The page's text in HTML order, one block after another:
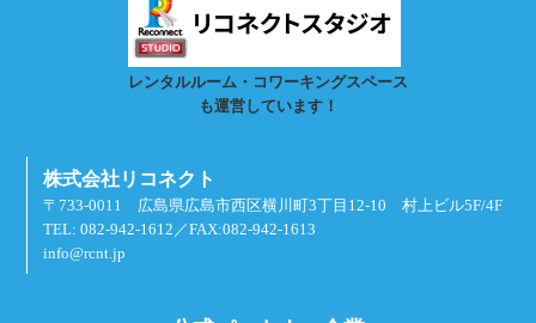
レンタルルーム・コワーキングスペース
も運営しています！
株式会社リコネクト
〒733-0011 広島県広島市西区横川町3丁目12-10 村上ビル5F/4F
TEL: 082-942-1612／FAX:082-942-1613
info@rcnt.jp